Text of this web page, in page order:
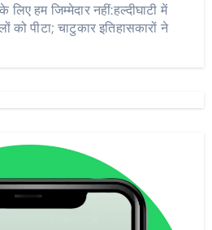
हम जिम्मेदार नहीं:हल्दीघाटी में
को पीटा; चाटुकार इतिहासकारों ने